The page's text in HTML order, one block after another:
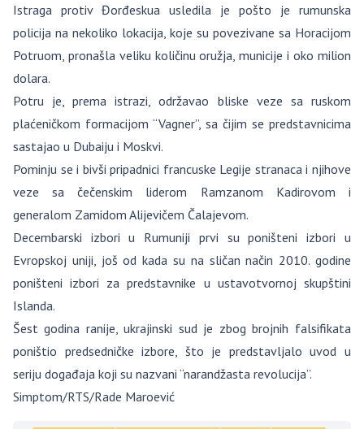
Istraga protiv Đorđeskua usledila je pošto je rumunska
policija na nekoliko lokacija, koje su povezivane sa Horacijom
Potruom, pronašla veliku količinu oružja, municije i oko milion
dolara.
Potru je, prema istrazi, održavao bliske veze sa ruskom
plaćeničkom formacijom “Vagner”, sa čijim se predstavnicima
sastajao u Dubaiju i Moskvi.
Pominju se i bivši pripadnici francuske Legije stranaca i njihove
veze sa čečenskim liderom Ramzanom Kadirovom i
generalom Zamidom Alijevičem Čalajevom.
Decembarski izbori u Rumuniji prvi su poništeni izbori u
Evropskoj uniji, još od kada su na sličan način 2010. godine
poništeni izbori za predstavnike u ustavotvornoj skupštini
Islanda.
Šest godina ranije, ukrajinski sud je zbog brojnih falsifikata
poništio predsedničke izbore, što je predstavljalo uvod u
seriju događaja koji su nazvani “narandžasta revolucija”.
Simptom/RTS/Rade Maroević